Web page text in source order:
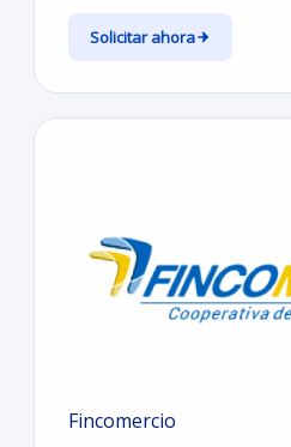
Solicitar ahora
Fincomercio